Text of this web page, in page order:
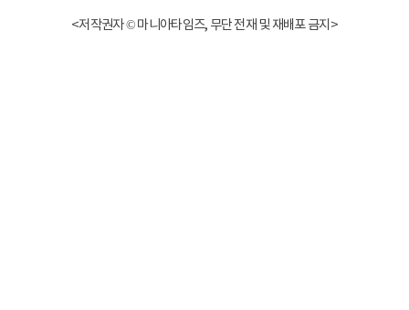
<저작권자 © 마니아타임즈, 무단 전재 및 재배포 금지>